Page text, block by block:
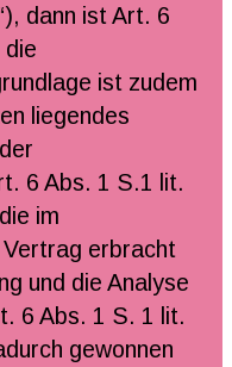
dann ist Art. 6
ist zudem
liegendes
6 Abs. 1 S.1 lit.
im
erbracht
und die Analyse
6 Abs. 1 S. 1 lit.
gewonnen